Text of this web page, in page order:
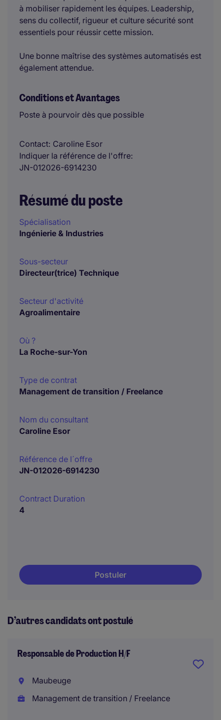
à mobiliser rapidement les équipes. Leadership,
sens du collectif, rigueur et culture sécurité sont
essentiels pour réussir cette mission.
Une bonne maîtrise des systèmes automatisés est
également attendue.
Conditions et Avantages
Poste à pourvoir dès que possible
Contact Caroline Esor
Indiquer la référence de l'offre
JN-012026-6914230
Résumé du poste
Spécialisation
Ingénierie & Industries
Sous-secteur
Directeur(trice) Technique
Secteur d'activité
Agroalimentaire
Où ?
La Roche-sur-Yon
Type de contrat
Management de transition / Freelance
Nom du consultant
Caroline Esor
Référence de l´offre
JN-012026-6914230
Contract Duration
4
Postuler
D’autres candidats ont postulé
Responsable de Production H/F
Maubeuge
Management de transition / Freelance